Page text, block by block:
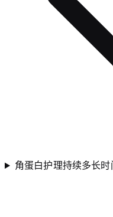
角蛋白护理持续多长时